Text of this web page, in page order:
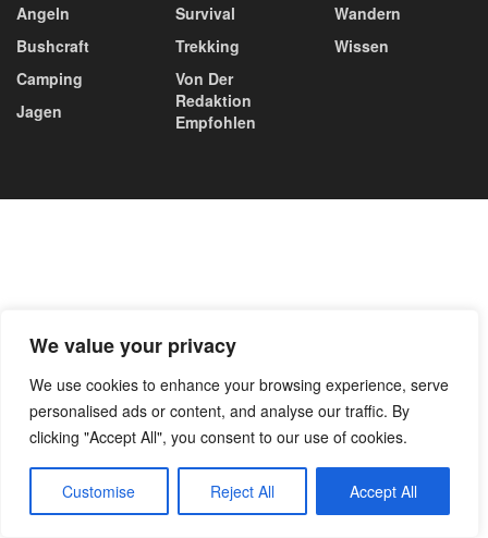
We value your privacy
We use cookies to enhance your browsing experience, serve
personalised ads or content, and analyse our traffic. By
clicking "Accept All", you consent to our use of cookies.
Customise Reject All Accept All
Angeln
Bushcraft
Camping
Jagen
Survival
Trekking
Von Der
Redaktion
Empfohlen
Wandern
Wissen